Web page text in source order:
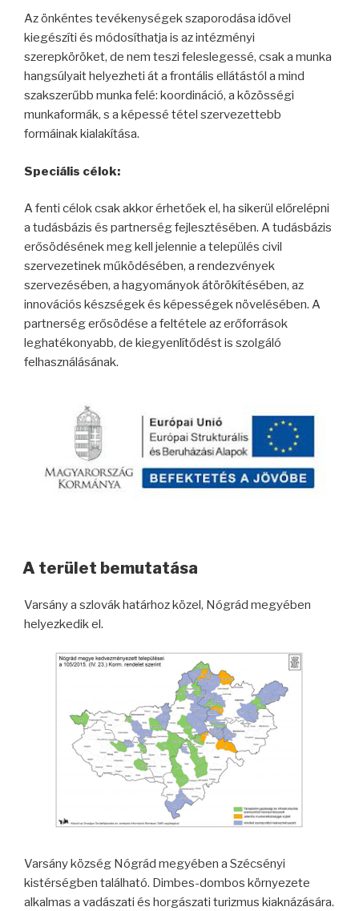
Az önkéntes tevékenységek szaporodása idővel
kiegészíti és módosíthatja is az intézményi
szerepköröket, de nem teszi feleslegessé, csak a munka
hangsúlyait helyezheti át a frontális ellátástól a mind
szakszerűbb munka felé: koordináció, a közösségi
munkaformák, s a képessé tétel szervezettebb
formáinak kialakítása.
Speciális célok:
A fenti célok csak akkor érhetőek el, ha sikerül előrelépni
a tudásbázis és partnerség fejlesztésében. A tudásbázis
erősödésének meg kell jelennie a település civil
szervezetinek működésében, a rendezvények
szervezésében, a hagyományok átörökítésében, az
innovációs készségek és képességek növelésében. A
partnerség erősödése a feltétele az erőforrások
leghatékonyabb, de kiegyenlítődést is szolgáló
felhasználásának.
A terület bemutatása
Varsány a szlovák határhoz közel, Nógrád megyében
helyezkedik el.
Varsány község Nógrád megyében a Szécsényi
kistérségben található. Dimbes-dombos környezete
alkalmas a vadászati és horgászati turizmus kiaknázására.